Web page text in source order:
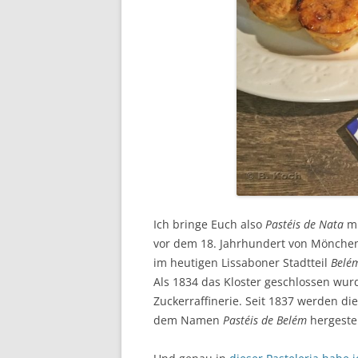
Ich bringe Euch also Pastéis de Nata
vor dem 18. Jahrhundert von
im heutigen Lissaboner Stadtteil
Als 1834 das Kloster geschlossen
Zuckerraffinerie. Seit 1837 werden
dem Namen Pastéis de Belém